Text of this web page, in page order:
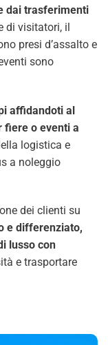
dai trasferimenti
di visitatori, il
presi d’assalto e
sono
affidandoti al
fiere o eventi a
logistica e
a noleggio
dei clienti su
e differenziato,
lusso con
e trasportare